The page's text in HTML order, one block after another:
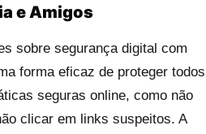
e Amigos
sobre segurança digital com
forma eficaz de proteger todos
seguras online, como não
clicar em links suspeitos. A